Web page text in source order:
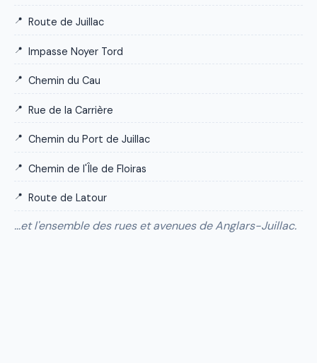
Route de Juillac
Impasse Noyer Tord
Chemin du Cau
Rue de la Carrière
Chemin du Port de Juillac
Chemin de l'Île de Floiras
Route de Latour
…et l'ensemble des rues et avenues de Anglars-Juillac.